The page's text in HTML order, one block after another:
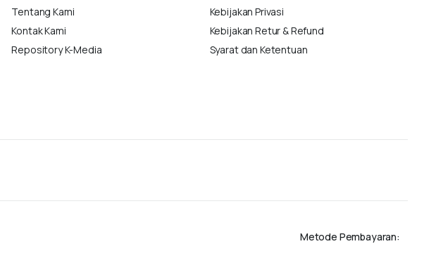
Tentang Kami
Kontak Kami
Repository K-Media
Kebijakan Privasi
Kebijakan Retur & Refund
Syarat dan Ketentuan
Metode Pembayaran: